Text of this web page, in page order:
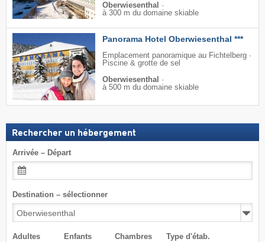
Oberwiesenthal ·
à 300 m du domaine skiable
Panorama Hotel Oberwiesenthal ***
Emplacement panoramique au Fichtelberg ·
Piscine & grotte de sel
Oberwiesenthal ·
à 500 m du domaine skiable
Rechercher un hébergement
Arrivée – Départ
Destination – sélectionner
Adultes Enfants Chambres Type d'étab.